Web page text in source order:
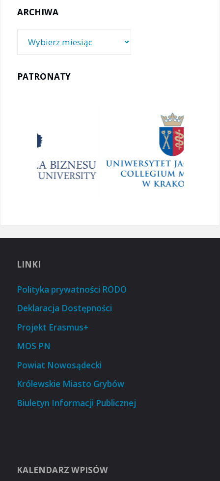
ARCHIWA
PATRONATY
LINKI
Polityka prywatności RODO
Deklaracja Dostępności
Projekt Erasmus+
MOS PN
Powiat Nowosądecki
Królewskie Miasto Grybów
Biuletyn Informacji Publicznej
KALENDARZ WPISÓW